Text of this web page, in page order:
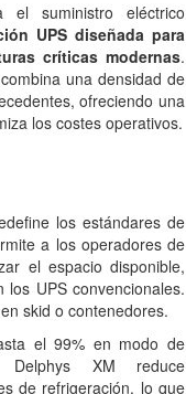
el suministro eléctrico
UPS diseñada para
críticas modernas.
una densidad de
ofreciendo una
los costes operativos.
los estándares de
a los operadores de
el espacio disponible,
UPS convencionales.
skid o contenedores.
el 99% en modo de
Delphys XM reduce
de refrigeración, lo que